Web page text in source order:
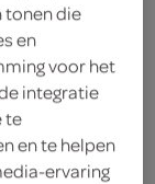
tonen die
en
voor het
integratie
te
en te helpen
ervaring